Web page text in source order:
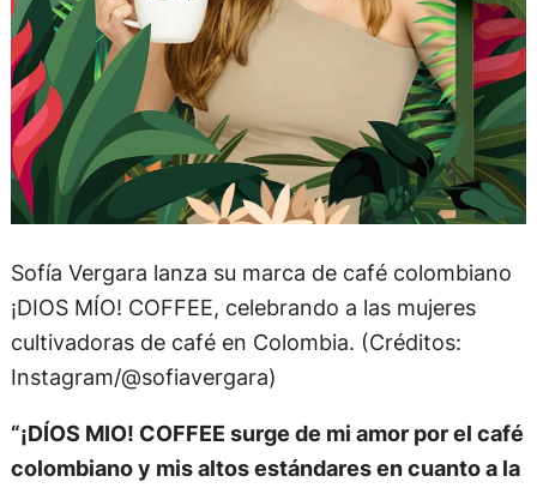
Sofía Vergara lanza su marca de café colombiano
¡DIOS MÍO! COFFEE, celebrando a las mujeres
cultivadoras de café en Colombia. (Créditos:
Instagram/@sofiavergara)
“¡DÍOS MIO! COFFEE surge de mi amor por el café
colombiano y mis altos estándares en cuanto a la